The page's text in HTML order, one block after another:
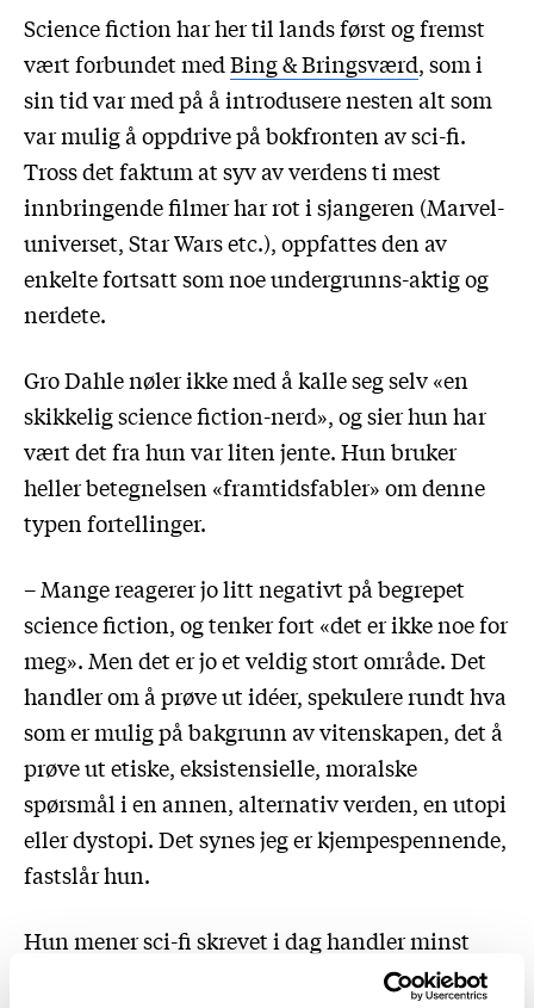
Science fiction har her til lands først og fremst
vært forbundet medBing & Bringsværd, som i
sin tid var med på å introdusere nesten alt som
var mulig å oppdrive på bokfronten av sci-fi.
Tross det faktum at syv av verdens ti mest
innbringende filmer har rot i sjangeren (Marvel-
universet, Star Wars etc.), oppfattes den av
enkelte fortsatt som noe undergrunns-aktig og
nerdete.
Gro Dahle nøler ikke med å kalle seg selv «en
skikkelig science fiction-nerd», og sier hun har
vært det fra hun var liten jente. Hun bruker
heller betegnelsen «framtidsfabler» om denne
typen fortellinger.
– Mange reagerer jo litt negativt på begrepet
science fiction, og tenker fort «det er ikke noe for
meg». Men det er jo et veldig stort område. Det
handler om å prøve ut idéer, spekulere rundt hva
som er mulig på bakgrunn av vitenskapen, det å
prøve ut etiske, eksistensielle, moralske
spørsmål i en annen, alternativ verden, en utopi
eller dystopi. Det synes jeg er kjempespennende,
fastslår hun.
Hun mener sci-fi skrevet i dag handler minst
like mye om samfunnet her og nå som om